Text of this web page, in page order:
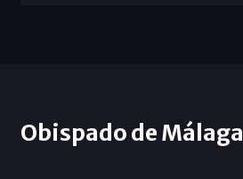
Obispado de Málaga